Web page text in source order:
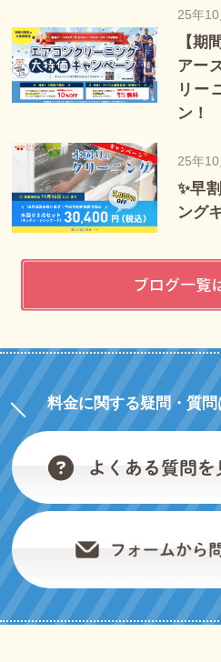
25年
【期
アー
リー
ン！
25年
✨早
ング
料金に関する疑問・質